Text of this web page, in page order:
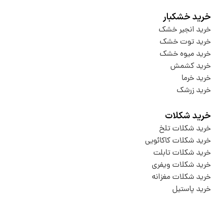
خرید خشکبار
خرید انجیر خشک
خرید توت خشک
خرید میوه خشک
خرید کشمش
خرید خرما
خرید زرشک
خرید شکلات
خرید شکلات تلخ
خرید شکلات کاکائویی
خرید شکلات تابلت
خرید شکلات ویفری
خرید شکلات مغزانه
خرید پاستیل